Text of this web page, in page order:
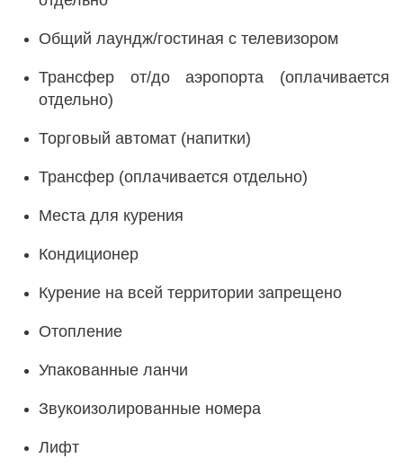
Общий лаундж/гостиная с телевизором
Трансфер от/до аэропорта (оплачивается
отдельно)
Торговый автомат (напитки)
Трансфер (оплачивается отдельно)
Места для курения
Кондиционер
Курение на всей территории запрещено
Отопление
Упакованные ланчи
Звукоизолированные номера
Лифт